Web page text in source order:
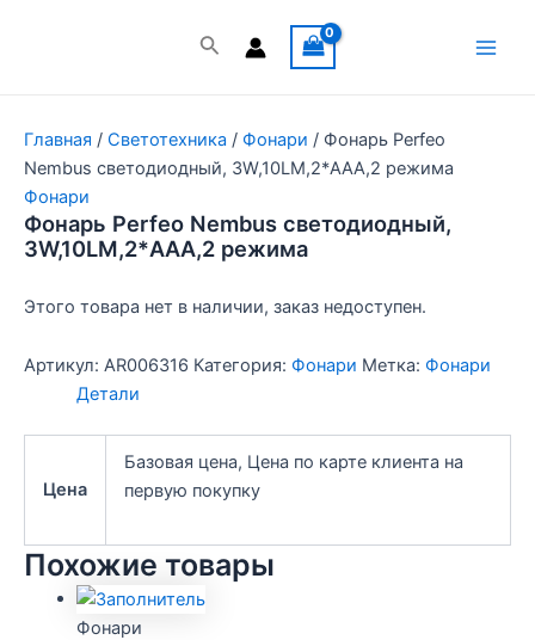
Поиск
Главная / Светотехника / Фонари / Фонарь Perfeo
Nembus светодиодный, 3W,10LM,2*АAА,2 режима
Фонари
Фонарь Perfeo Nembus светодиодный,
3W,10LM,2*АAА,2 режима
Этого товара нет в наличии, заказ недоступен.
Артикул: AR006316 Категория: Фонари Метка: Фонари
Детали
Цена
Базовая цена, Цена по карте клиента на
первую покупку
Похожие товары
Фонари